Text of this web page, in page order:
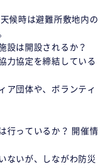
候時は避難所敷地内の
設は開設されるか？
力協定を締結している
ア団体や、ボランティ
行っているか？ 開催情
ないが、しながわ防災